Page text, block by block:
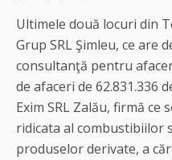
Ultimele două locuri din
Grup SRL Şimleu, ce are
consultanţă pentru
de afaceri de 62.831.336
Exim SRL Zalău, firmă ce
ridicata al combustibiilor
produselor derivate, a